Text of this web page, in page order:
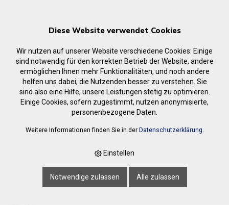
‹ Zurück
Anfrage
Diese Website verwendet Cookies
Wir nutzen auf unserer Website verschiedene Cookies: Einige
sind notwendig für den korrekten Betrieb der Website, andere
ermöglichen Ihnen mehr Funktionalitäten, und noch andere
helfen uns dabei, die Nutzenden besser zu verstehen. Sie
sind also eine Hilfe, unsere Leistungen stetig zu optimieren.
Einige Cookies, sofern zugestimmt, nutzen anonymisierte,
personenbezogene Daten.
Weitere Informationen finden Sie in der Datenschutzerklärung.
Einstellen
Notwendige zulassen Alle zulassen